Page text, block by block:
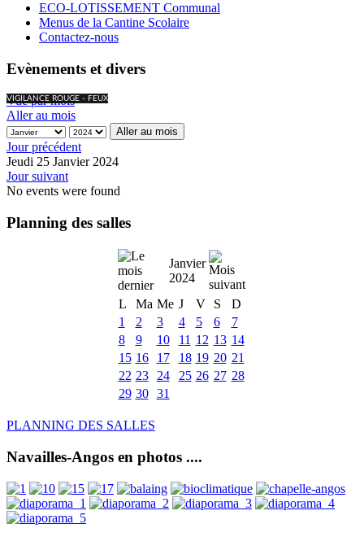
ECO-LOTISSEMENT Communal
Menus de la Cantine Scolaire
Contactez-nous
Evènements et divers
VIGILANCE ROUGE - FEUX
Vue par mois
Aller au mois
Aller au mois
Jour précédent
Jeudi 25 Janvier 2024
Jour suivant
No events were found
Planning des salles
Janvier
2024
L
Ma Me J V S
D
1
2 3 4 5 6
7
8
9 10 11 12 13 14
15 16 17 18 19 20 21
22 23 24 25 26 27 28
29 30 31
PLANNING DES SALLES
Navailles-Angos en photos ....